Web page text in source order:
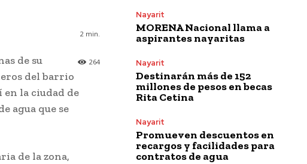
2 min.
264
de su
del barrio
en la ciudad de
agua que se
de la zona,
Nayarit
MORENA Nacional llama a
aspirantes nayaritas
Nayarit
Destinarán más de 152
millones de pesos en becas
Rita Cetina
Nayarit
Promueven descuentos en
recargos y facilidades para
contratos de agua